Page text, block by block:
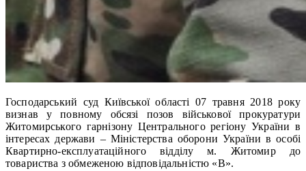
Господарський суд Київської області 07 травня 2018 року
визнав у повному обсязі позов військової прокуратури
Житомирського гарнізону Центрального регіону України в
інтересах держави – Міністерства оборони України в особі
Квартирно-експлуатаційного відділу м. Житомир до
товариства з обмеженою відповідальністю «В».